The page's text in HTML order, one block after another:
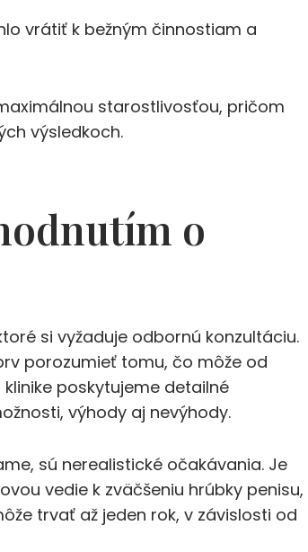
vrátiť k bežným činnostiam a
starostlivosťou, pričom
výsledkoch.
o
si vyžaduje odbornú konzultáciu.
porozumieť tomu, čo môže od
poskytujeme detailné
výhody aj nevýhody.
sú nerealistické očakávania. Je
vedie k zväčšeniu hrúbky penisu,
trvať až jeden rok, v závislosti od